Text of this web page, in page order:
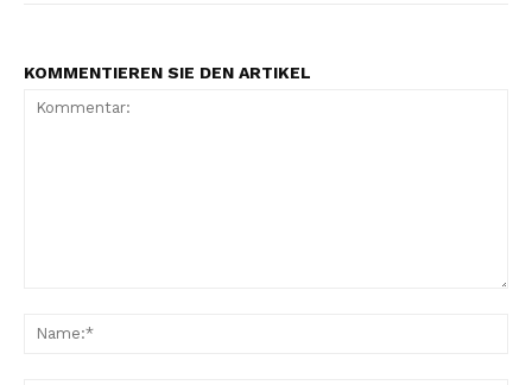
KOMMENTIEREN SIE DEN ARTIKEL